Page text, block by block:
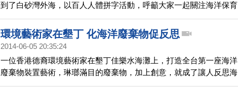
到了白砂灣外海，以百人人體拼字活動，呼籲大家一起關注海洋保育
重要。
環境藝術家在墾丁 化海洋廢棄物促反思
2014-06-05 20:35:24
一位香港德裔環境藝術家在墾丁佳樂水海灘上，打造全台第一座海洋
廢棄物裝置藝術，琳瑯滿目的廢棄物，加上創意，就成了讓人反思海
洋生態的藝術品。